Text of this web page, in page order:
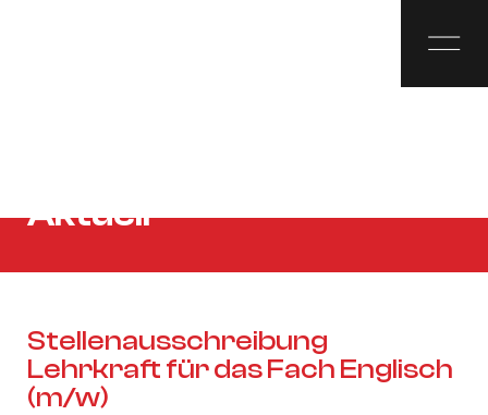
Aktuell
Stellenausschreibung
Lehrkraft für das Fach Englisch
(m/w)